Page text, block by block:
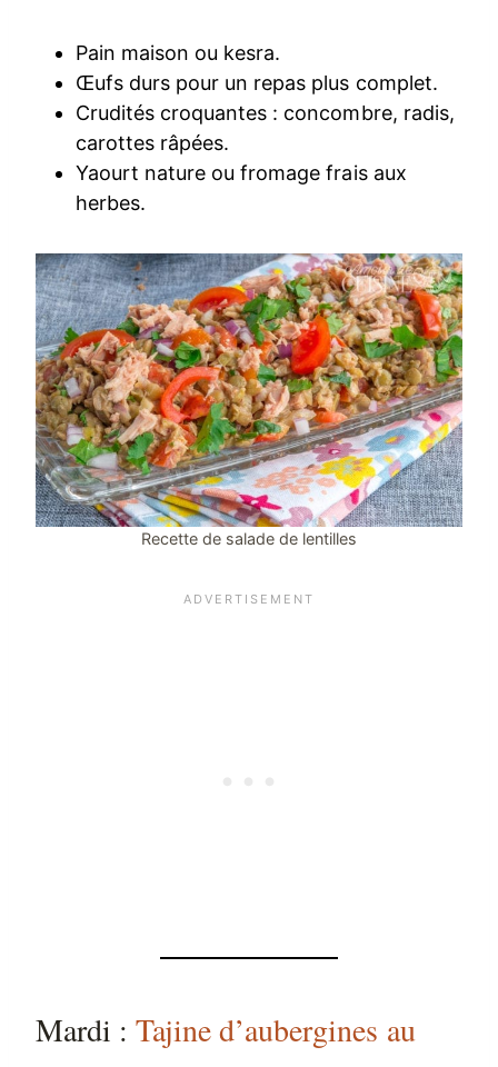
Pain maison ou kesra.
Œufs durs pour un repas plus complet.
Crudités croquantes : concombre, radis,
carottes râpées.
Yaourt nature ou fromage frais aux
herbes.
Recette de salade de lentilles
Mardi :Tajine d’aubergines au